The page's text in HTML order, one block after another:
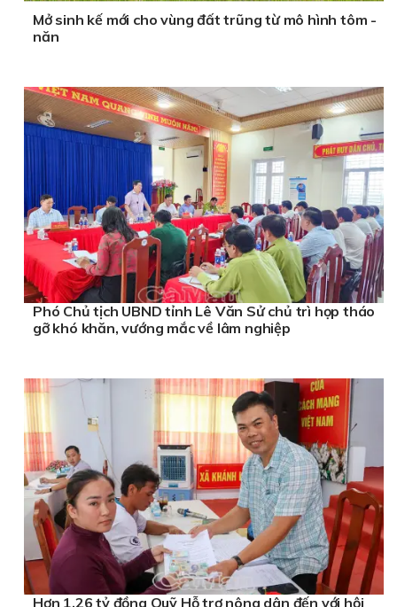
Mở sinh kế mới cho vùng đất trũng từ mô hình tôm -
năn
Phó Chủ tịch UBND tỉnh Lê Văn Sử chủ trì họp tháo
gỡ khó khăn, vướng mắc về lâm nghiệp
Hơn 1,26 tỷ đồng Quỹ Hỗ trợ nông dân đến với hội